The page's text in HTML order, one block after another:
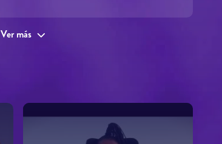
Ver más